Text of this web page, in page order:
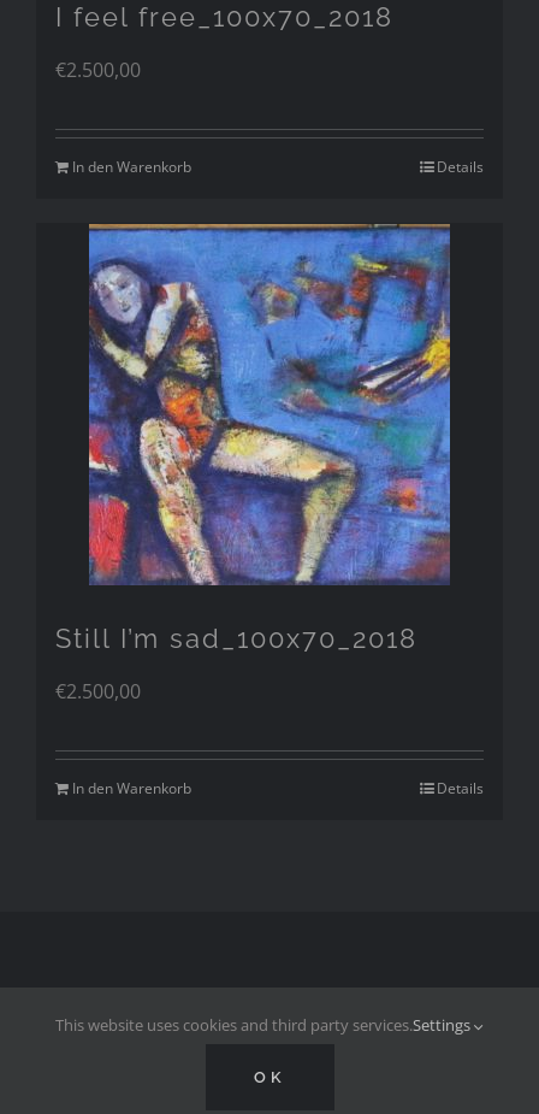
I feel free_100x70_2018
€2.500,00
In den Warenkorb Details
Still I’m sad_100x70_2018
€2.500,00
In den Warenkorb Details
Reserved |Datenschutzerklärung|Impressum|Website by
This website uses cookies and third party services.Settings
OK